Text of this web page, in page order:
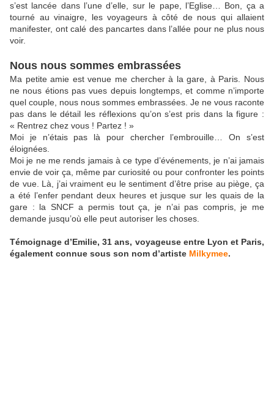
s’est lancée dans l’une d’elle, sur le pape, l’Eglise… Bon, ça a
tourné au vinaigre, les voyageurs à côté de nous qui allaient
manifester, ont calé des pancartes dans l’allée pour ne plus nous
voir.
Nous nous sommes embrassées
Ma petite amie est venue me chercher à la gare, à Paris. Nous
ne nous étions pas vues depuis longtemps, et comme n’importe
quel couple, nous nous sommes embrassées. Je ne vous raconte
pas dans le détail les réflexions qu’on s’est pris dans la figure :
« Rentrez chez vous ! Partez ! »
Moi je n’étais pas là pour chercher l’embrouille… On s’est
éloignées.
Moi je ne me rends jamais à ce type d’événements, je n’ai jamais
envie de voir ça, même par curiosité ou pour confronter les points
de vue. Là, j’ai vraiment eu le sentiment d’être prise au piège, ça
a été l’enfer pendant deux heures et jusque sur les quais de la
gare : la SNCF a permis tout ça, je n’ai pas compris, je me
demande jusqu’où elle peut autoriser les choses.
Témoignage d’Emilie, 31 ans, voyageuse entre Lyon et Paris,
également connue sous son nom d’artiste Milkymee.